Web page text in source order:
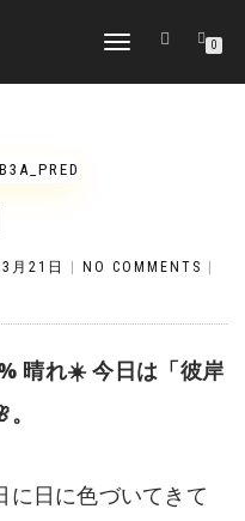
TOGGLE
0
月21日 NO COMMENTS
晴れ☀️ 今日は「彼岸
に日に色づいてきて